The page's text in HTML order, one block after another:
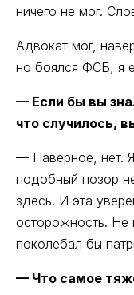
ничего не мог.
Адвокат мог,
но боялся ФСБ, я
— Если бы вы
что случилось,
— Наверное, нет.
подобный позор
здесь. И эта
осторожность. Не
поколебал бы
— Что самое